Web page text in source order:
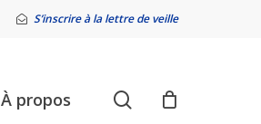
S’inscrire à la lettre de veille
À propos search